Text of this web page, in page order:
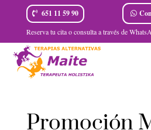
651 11 59 90
Reserva tu cita o consulta a través de
Promoción